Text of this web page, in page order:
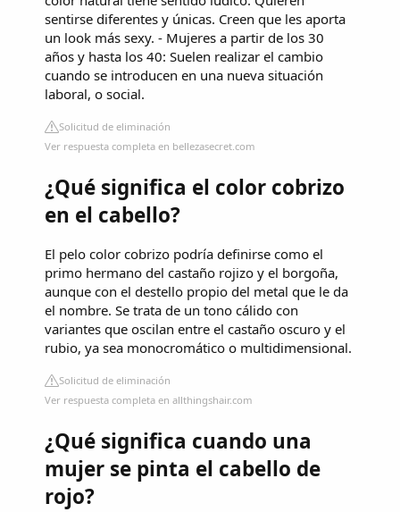
sentirse diferentes y únicas. Creen que les aporta
un look más sexy. - Mujeres a partir de los 30
años y hasta los 40: Suelen realizar el cambio
cuando se introducen en una nueva situación
laboral, o social.
Solicitud de eliminación
Ver respuesta completa en bellezasecret.com
¿Qué significa el color cobrizo
en el cabello?
El pelo color cobrizo podría definirse como el
primo hermano del castaño rojizo y el borgoña,
aunque con el destello propio del metal que le da
el nombre. Se trata de un tono cálido con
variantes que oscilan entre el castaño oscuro y el
rubio, ya sea monocromático o multidimensional.
Solicitud de eliminación
Ver respuesta completa en allthingshair.com
¿Qué significa cuando una
mujer se pinta el cabello de
rojo?